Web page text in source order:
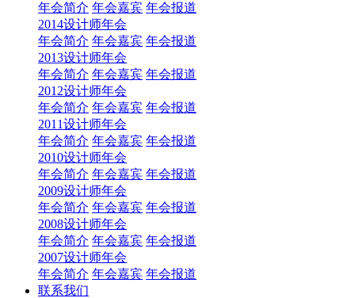
年会简介 年会嘉宾 年会报道
2014设计师年会
年会简介 年会嘉宾 年会报道
2013设计师年会
年会简介 年会嘉宾 年会报道
2012设计师年会
年会简介 年会嘉宾 年会报道
2011设计师年会
年会简介 年会嘉宾 年会报道
2010设计师年会
年会简介 年会嘉宾 年会报道
2009设计师年会
年会简介 年会嘉宾 年会报道
2008设计师年会
年会简介 年会嘉宾 年会报道
2007设计师年会
年会简介 年会嘉宾 年会报道
联系我们